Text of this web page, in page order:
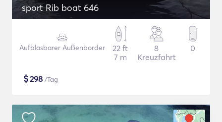
sport Rib boat 646
Aufblasbarer Außenborder
22 ft
7 m
8
Kreuzfahrt
0
$298 /Tag